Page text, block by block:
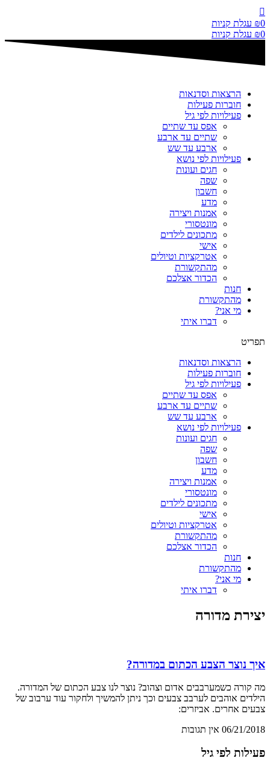
דלג
לתוכן
₪0
עגלת קניות
₪0 עגלת קניות
הרצאות וסדנאות
חוברות פעילות
פעילויות לפי גיל
אפס עד שתיים
שתיים עד ארבע
ארבע עד שש
פעילויות לפי נושא
חגים ועונות
שפה
חשבון
מדע
אמנות ויצירה
מונטסורי
מתכונים לילדים
אישי
אטרקציות וטיולים
מהתקשורת
הכדור אצלכם
חנות
מהתקשורת
מי אני?
דברו איתי
תפריט
הרצאות וסדנאות
חוברות פעילות
פעילויות לפי גיל
אפס עד שתיים
שתיים עד ארבע
ארבע עד שש
פעילויות לפי נושא
חגים ועונות
שפה
חשבון
מדע
אמנות ויצירה
מונטסורי
מתכונים לילדים
אישי
אטרקציות וטיולים
מהתקשורת
הכדור אצלכם
חנות
מהתקשורת
מי אני?
דברו איתי
יצירת מדורה
איך נוצר הצבע הכתום במדורה?
מה קורה כשמערבבים אדום וצהוב? נוצר לנו צבע הכתום של המדורה.
הילדים אוהבים לערבב צבעים וכך ניתן להמשיך ולחקור עוד ערבוב של
צבעים אחרים. אביזרים:
06/21/2018 אין תגובות
פעילות לפי גיל